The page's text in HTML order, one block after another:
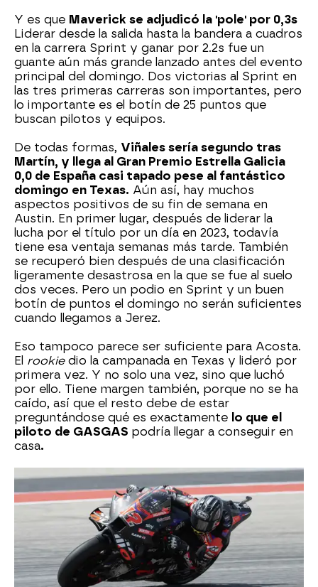
Y es que Maverick se adjudicó la 'pole' por 0,3s
Liderar desde la salida hasta la bandera a cuadros
en la carrera Sprint y ganar por 2.2s fue un
guante aún más grande lanzado antes del evento
principal del domingo. Dos victorias al Sprint en
las tres primeras carreras son importantes, pero
lo importante es el botín de 25 puntos que
buscan pilotos y equipos.
De todas formas, Viñales sería segundo tras
Martín, y llega al Gran Premio Estrella Galicia
0,0 de España casi tapado pese al fantástico
domingo en Texas. Aún así, hay muchos
aspectos positivos de su fin de semana en
Austin. En primer lugar, después de liderar la
lucha por el título por un día en 2023, todavía
tiene esa ventaja semanas más tarde. También
se recuperó bien después de una clasificación
ligeramente desastrosa en la que se fue al suelo
dos veces. Pero un podio en Sprint y un buen
botín de puntos el domingo no serán suficientes
cuando llegamos a Jerez.
Eso tampoco parece ser suficiente para Acosta.
El rookie dio la campanada en Texas y lideró por
primera vez. Y no solo una vez, sino que luchó
por ello. Tiene margen también, porque no se ha
caído, así que el resto debe de estar
preguntándose qué es exactamente lo que el
piloto de GASGAS podría llegar a conseguir en
casa.